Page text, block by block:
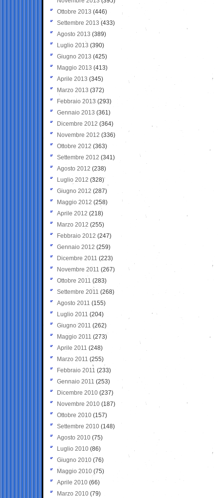
Ottobre 2013 (446)
Settembre 2013 (433)
Agosto 2013 (389)
Luglio 2013 (390)
Giugno 2013 (425)
Maggio 2013 (413)
Aprile 2013 (345)
Marzo 2013 (372)
Febbraio 2013 (293)
Gennaio 2013 (361)
Dicembre 2012 (364)
Novembre 2012 (336)
Ottobre 2012 (363)
Settembre 2012 (341)
Agosto 2012 (238)
Luglio 2012 (328)
Giugno 2012 (287)
Maggio 2012 (258)
Aprile 2012 (218)
Marzo 2012 (255)
Febbraio 2012 (247)
Gennaio 2012 (259)
Dicembre 2011 (223)
Novembre 2011 (267)
Ottobre 2011 (283)
Settembre 2011 (268)
Agosto 2011 (155)
Luglio 2011 (204)
Giugno 2011 (262)
Maggio 2011 (273)
Aprile 2011 (248)
Marzo 2011 (255)
Febbraio 2011 (233)
Gennaio 2011 (253)
Dicembre 2010 (237)
Novembre 2010 (187)
Ottobre 2010 (157)
Settembre 2010 (148)
Agosto 2010 (75)
Luglio 2010 (86)
Giugno 2010 (76)
Maggio 2010 (75)
Aprile 2010 (66)
Marzo 2010 (79)